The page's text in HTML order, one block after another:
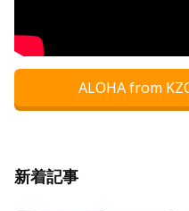
ALOHA from
新着記事